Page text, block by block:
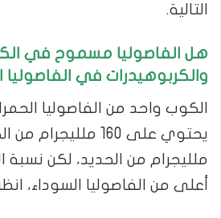
التالية.
هل الفاصوليا مسموح في
والكربوهيدرات في الفاصوليا
الكوب واحد من الفاصوليا
ملليجرام من الحديد، لكن نسبة
أعلى من الفاصوليا السوداء،